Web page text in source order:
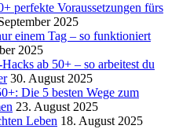
perfekte Voraussetzungen fürs
2025
einem Tag – so funktioniert
2025
ab 50+ – so arbeitest du
30. August 2025
Die 5 besten Wege zum
23. August 2025
Leben 18. August 2025